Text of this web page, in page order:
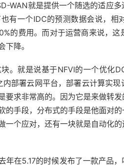
WAN就是提供一个随选的适应
有一个IDC的预测数据会说，相
的费用。而对于运营商来说，
降。
。就是说基于NFVI的一个优化
部署云网平台，部署云计算实现
要求非常高的。因为它是来做转
的手段，分布式的手段是他面对
一个应对，还有一块就是自动化
年在5.17的时候发布了一款产品